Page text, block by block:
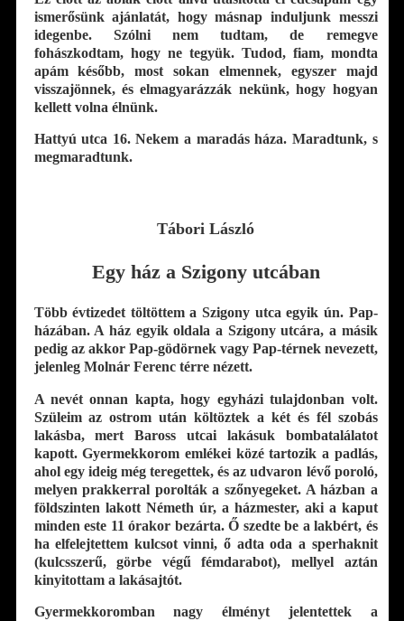
ismerősünk ajánlatát, hogy másnap induljunk messzi
idegenbe. Szólni nem tudtam, de remegve
fohászkodtam, hogy ne tegyük. Tudod, fiam, mondta
apám később, most sokan elmennek, egyszer majd
visszajönnek, és elmagyarázzák nekünk, hogy hogyan
kellett volna élnünk.
Hattyú utca 16. Nekem a maradás háza. Maradtunk, s
megmaradtunk.
Tábori László
Egy ház a Szigony utcában
Több évtizedet töltöttem a Szigony utca egyik ún. Pap-
házában. A ház egyik oldala a Szigony utcára, a másik
pedig az akkor Pap-gödörnek vagy Pap-térnek nevezett,
jelenleg Molnár Ferenc térre nézett.
A nevét onnan kapta, hogy egyházi tulajdonban volt.
Szüleim az ostrom után költöztek a két és fél szobás
lakásba, mert Baross utcai lakásuk bombatalálatot
kapott. Gyermekkorom emlékei közé tartozik a padlás,
ahol egy ideig még teregettek, és az udvaron lévő poroló,
melyen prakkerral porolták a szőnyegeket. A házban a
földszinten lakott Németh úr, a házmester, aki a kaput
minden este 11 órakor bezárta. Ő szedte be a lakbért, és
ha elfelejtettem kulcsot vinni, ő adta oda a sperhaknit
(kulcsszerű, görbe végű fémdarabot), mellyel aztán
kinyitottam a lakásajtót.
Gyermekkoromban nagy élményt jelentettek a